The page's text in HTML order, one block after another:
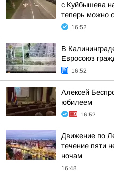
с Куйбышева
теперь можно
16:52
В
Евросоюз
16:52
Алексей
юбилеем
16:52
Движение по
течение пяти
ночам
16:48